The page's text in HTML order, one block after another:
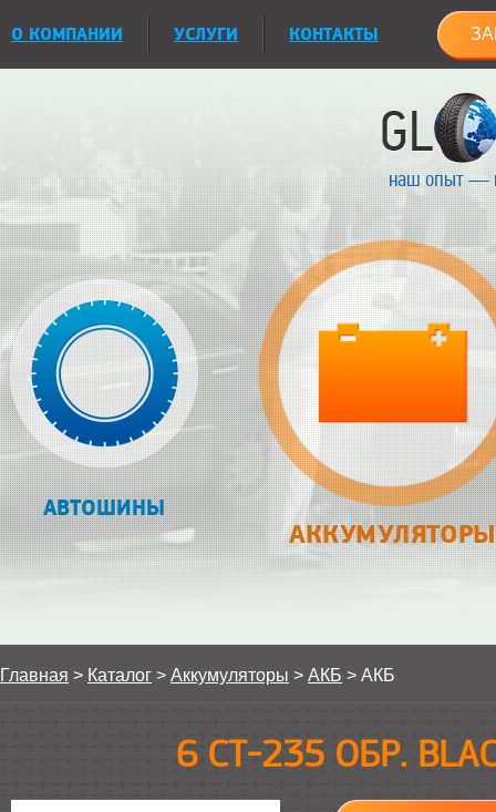
О КОМПАНИИ УСЛУГИ КОНТАКТЫ
наш опыт —
АВТОШИНЫ
АККУМУЛЯТОРЫ
Главная > Каталог > Аккумуляторы > АКБ > АКБ
6 СТ-235 ОБР.